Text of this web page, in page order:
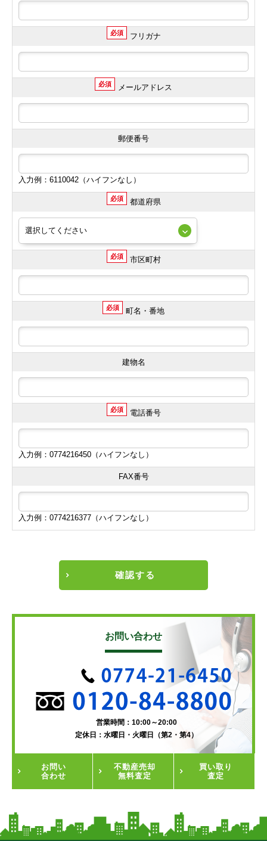
必須 フリガナ
必須 メールアドレス
郵便番号
入力例：6110042（ハイフンなし）
必須 都道府県
必須 市区町村
必須 町名・番地
建物名
必須 電話番号
入力例：0774216450（ハイフンなし）
FAX番号
入力例：0774216377（ハイフンなし）
確認する
お問い合わせ
営業時間：10:00～20:00
定休日：水曜日・火曜日（第2・第4）
お問い
合わせ
不動産売却
無料査定
買い取り
査定